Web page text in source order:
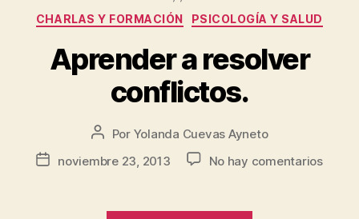
CHARLAS Y FORMACIÓN PSICOLOGÍA Y SALUD
Aprender a resolver
conflictos.
Por Yolanda Cuevas Ayneto
noviembre 23, 2013
No hay comentarios